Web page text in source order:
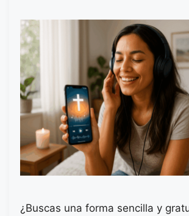
¿Buscas una forma sencilla y